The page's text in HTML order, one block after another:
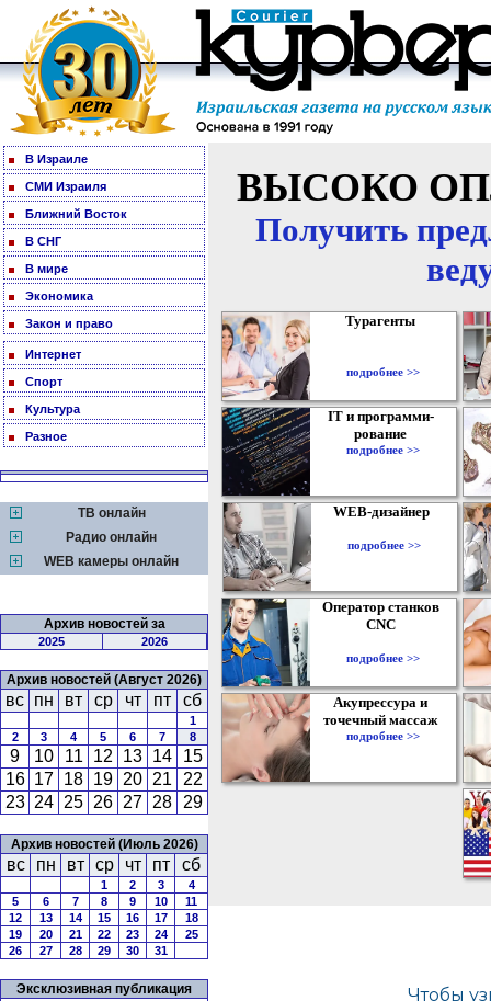
В Израиле
СМИ Израиля
Ближний Восток
В СНГ
В мире
Экономика
Закон и право
Интернет
Спорт
Культура
Разное
ТВ онлайн
Радио онлайн
WEB камеры онлайн
Архив новостей за
2025 2026
Архив новостей (Август 2026)
вс пн вт ср чт пт сб
1
2
3 4 5 6 7 8
9 10 11 12 13 14
15
16 17 18 19 20 21
22
23 24 25 26 27 28 29
Архив новостей (Июль 2026)
вс пн вт ср чт пт сб
1 2 3
4
5
6 7 8 9 10
11
12
13 14 15 16 17
18
19
20 21 22 23 24
25
26
27 28 29 30 31
Эксклюзивная публикация
ВЫСОКО
Получить
Турагенты
подробнее >>
IT и программи-
рование
подробнее >>
WEB-дизайнер
подробнее >>
Оператор станков
CNC
подробнее >>
Акупрессура и
точечный массаж
подробнее >>